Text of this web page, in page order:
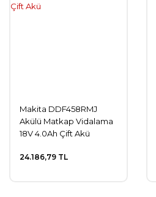
Makita DDF458RMJ
Akülü Matkap Vidalama
18V 4.0Ah Çift Akü
24.186,79 TL